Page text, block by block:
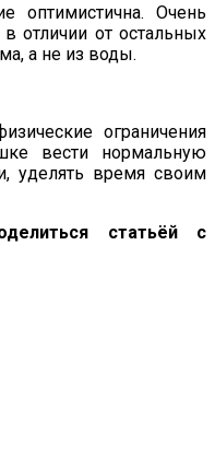
оптимистична. Очень
отличии от остальных
а не из воды.
ограничения
вести нормальную
уделять время своим
статьёй с